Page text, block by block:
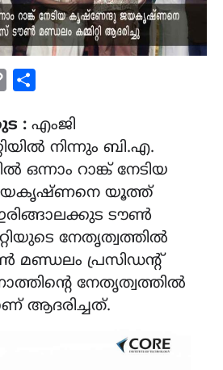
Copy
: എംജി
നിന്നും ബി.എ.
റാങ്ക് നേടിയ
യൂത്ത്
ടൗൺ
നേതൃത്വത്തിൽ
മണ്ഡലം പ്രസിഡന്റ്
നേതൃത്വത്തിൽ
ആദരിച്ചത്.